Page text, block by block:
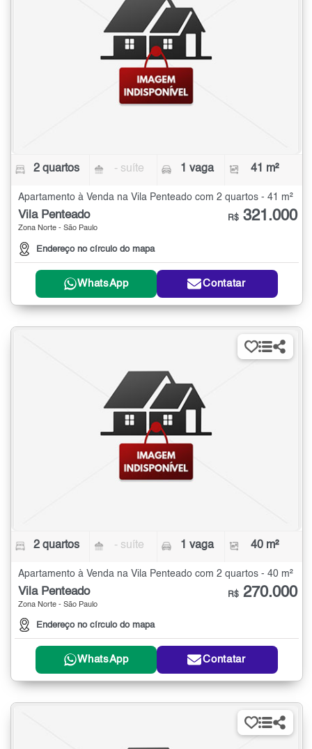
2 quartos - suíte 1 vaga 41 m²
Apartamento à Venda na Vila Penteado com 2 quartos - 41 m²
Vila Penteado
Zona Norte - São Paulo
Endereço no círculo do mapa
R$ 321.000
WhatsApp Contatar
2 quartos - suíte 1 vaga 40 m²
Apartamento à Venda na Vila Penteado com 2 quartos - 40 m²
Vila Penteado
Zona Norte - São Paulo
Endereço no círculo do mapa
R$ 270.000
WhatsApp Contatar